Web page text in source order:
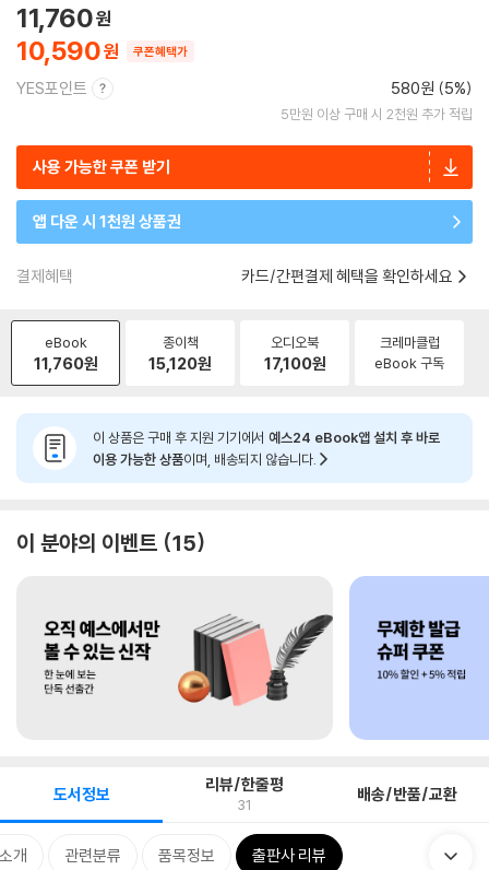
10,590
11,760
쿠폰혜택가
YES포인트 580원 (5%)
5만원 이상 구매 시 2천원 추가 적립
사용 가능한 쿠폰 받기
앱 다운 시 1천원 상품권
결제혜택 카드/간편결제 혜택을 확인하세요
eBook
11,760원
종이책
15,120원
오디오북
17,100원
크레마클럽
eBook 구독
이 상품은 구매 후 지원 기기에서 예스24 eBook앱 설치 후 바로
이용 가능한 상품이며, 배송되지 않습니다.
이 분야의 이벤트 15
도서정보 리뷰/한줄평
31 배송/반품/교환
개 관련분류 품목정보 출판사 리뷰